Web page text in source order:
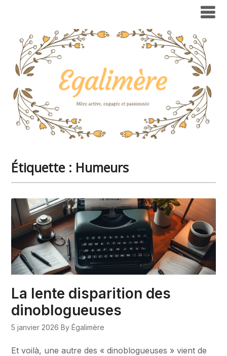
Étiquette : Humeurs
La lente disparition des
dinoblogueuses
5 janvier 2026 By Égalimère
Et voilà, une autre des « dinoblogueuses » vient de